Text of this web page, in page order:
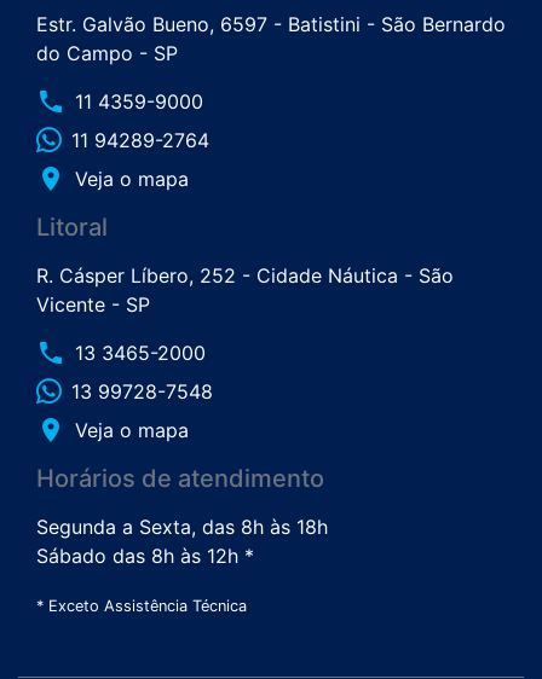
Estr. Galvão Bueno, 6597 - Batistini - São Bernardo
do Campo - SP
phone 11 4359-9000
11 94289-2764
place Veja o mapa
Litoral
R. Cásper Líbero, 252 - Cidade Náutica - São
Vicente - SP
phone 13 3465-2000
13 99728-7548
place Veja o mapa
Horários de atendimento
Segunda a Sexta, das 8h às 18h
Sábado das 8h às 12h *
* Exceto Assistência Técnica